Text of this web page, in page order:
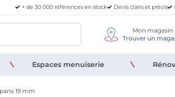
+ de 30 000 références en stock Devis clairs et précis
Mon magasin
Trouver un
Espaces menuiserie
19 mm